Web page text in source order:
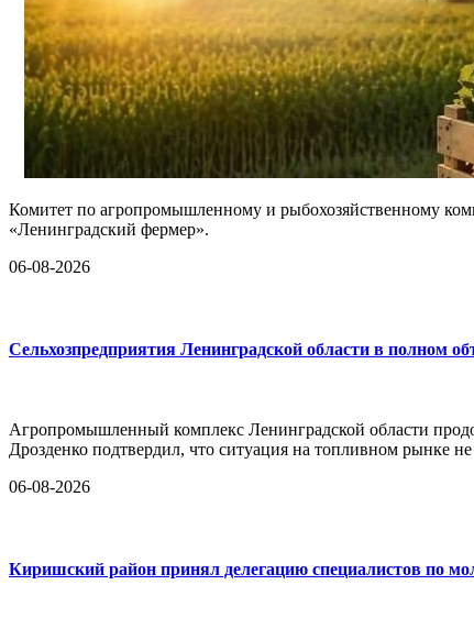
Комитет по агропромышленному и рыбохозяйственному
«Ленинградский фермер».
06-08-2026
Сельхозпредприятия Ленинградской области в полном
Агропромышленный комплекс Ленинградской области
Дрозденко подтвердил, что ситуация на топливном рынке
06-08-2026
Киришский район принял делегацию специалистов по